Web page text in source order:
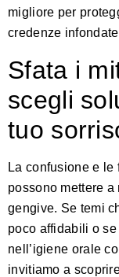
migliore per
credenze
Sfata i
scegli
tuo
La confusione e le
possono mettere
gengive. Se temi
poco affidabili o
nell’igiene orale
invitiamo a